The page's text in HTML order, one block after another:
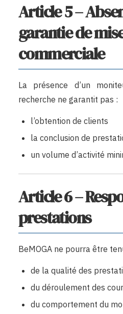
Article 5 –
garantie de
commerciale
La présence d’un
recherche ne garantit pas :
l’obtention de clients
la conclusion de
un volume d’activité
Article 6 –
prestations
BeMOGA ne pourra être
de la qualité des
du déroulement des
du comportement du